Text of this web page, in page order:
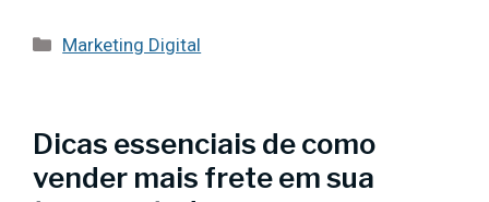
Categorias
Marketing Digital
Dicas essenciais de como
vender mais frete em sua